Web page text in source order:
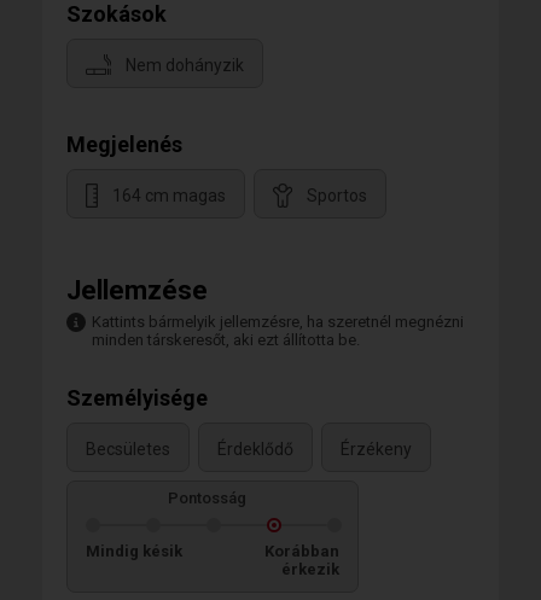
Szokások
Nem dohányzik
Megjelenés
164 cm magas Sportos
Jellemzése
Kattints bármelyik jellemzésre, ha szeretnél megnézni
minden társkeresőt, aki ezt állította be.
Személyisége
Becsületes Érdeklődő Érzékeny
Pontosság
Mindig késik
Korábban
érkezik